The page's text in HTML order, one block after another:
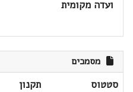
ועדה מקומית
מסמכים
סטטוס תקנון